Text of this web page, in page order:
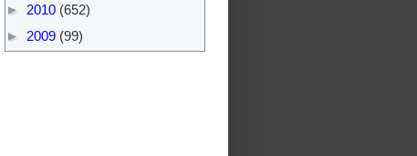
► 2010 (652)
► 2009 (99)